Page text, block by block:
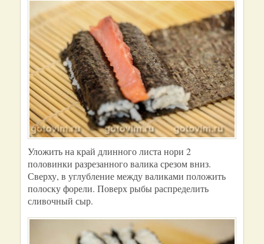
Уложить на край длинного листа нори 2
половинки разрезанного валика срезом вниз.
Сверху, в углубление между валиками положить
полоску форели. Поверх рыбы распределить
сливочный сыр.